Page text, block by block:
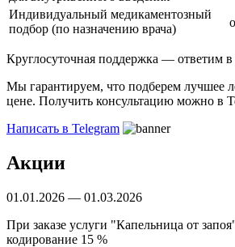
Индивидуальный медикаментозный
подбор (по назначению врача)
Круглосуточная поддержка — ответим
Мы гарантируем, что подберем лучшее
цене. Получить консультацию можно в
Написать в Telegram
Акции
01.01.2026 — 01.03.2026
При заказе услуги "Капельница от
кодирование 15 %